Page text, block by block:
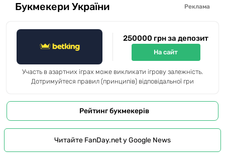
Букмекери України Реклама
250000 грн за депозит
На сайт
Участь в азартних іграх може викликати ігрову залежність.
Дотримуйтеся правил (принципів) відповідальної гри
Рейтинг букмекерів
Читайте FanDay.net у Google News